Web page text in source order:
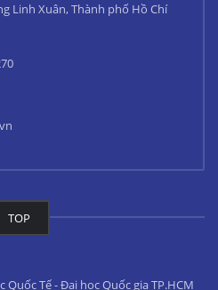
Linh Xuân, Thành phố Hồ Chí
TOP
Tế - Đại học Quốc gia TP.HCM